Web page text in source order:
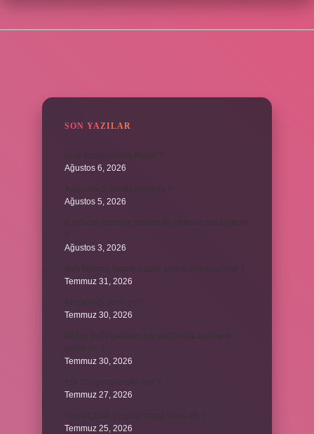
SON YAZILAR
Burs hangi tarihte kesilir ?
Ağustos 6, 2026
Avcı böreği fırında pişer mi ?
Ağustos 5, 2026
6 aylık bir bebeğe balkabağı çorbası nasıl yapılır
?
Ağustos 3, 2026
Sen Ağlama İstanbul’daki şarkıyı kim söylüyor ?
Temmuz 31, 2026
Itır yaprağı yenir mi ?
Temmuz 30, 2026
40 bin İhlâs okurken her defasında besmele
Temmuz 30, 2026
Temmuz 27, 2026
Temmuz 25, 2026